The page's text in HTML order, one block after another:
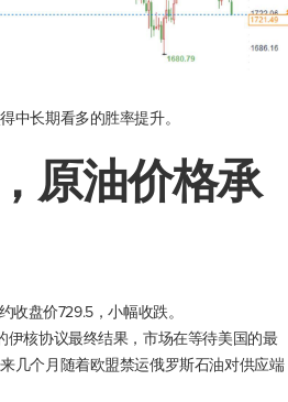
中长期看多的胜率提升。
原油价格承
盘价729.5，小幅收跌。
核协议最终结果，市场在等待美国的最
几个月随着欧盟禁运俄罗斯石油对供应端